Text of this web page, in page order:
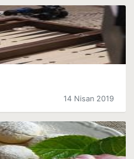
14 Nisan 2019